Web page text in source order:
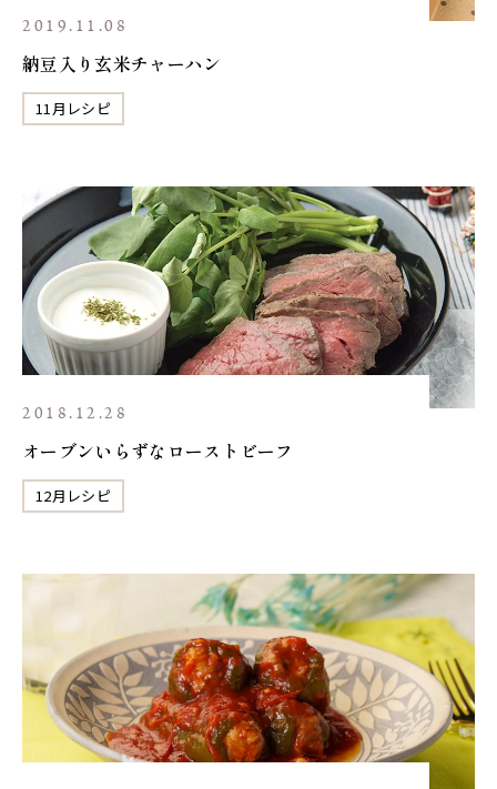
2019.11.08
納豆入り玄米チャーハン
11月レシピ
2018.12.28
オーブンいらずなローストビーフ
12月レシピ